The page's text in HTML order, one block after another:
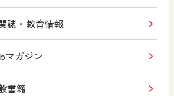
誌・教育情報
マガジン
書籍